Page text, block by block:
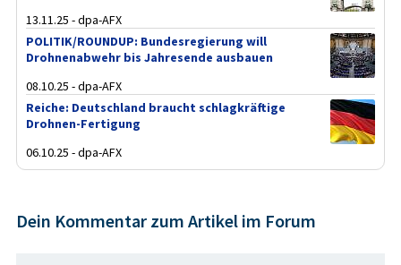
13.11.25 - dpa-AFX
POLITIK/ROUNDUP: Bundesregierung will
Drohnenabwehr bis Jahresende ausbauen
08.10.25 - dpa-AFX
Reiche: Deutschland braucht schlagkräftige
Drohnen-Fertigung
06.10.25 - dpa-AFX
Dein Kommentar zum Artikel im Forum